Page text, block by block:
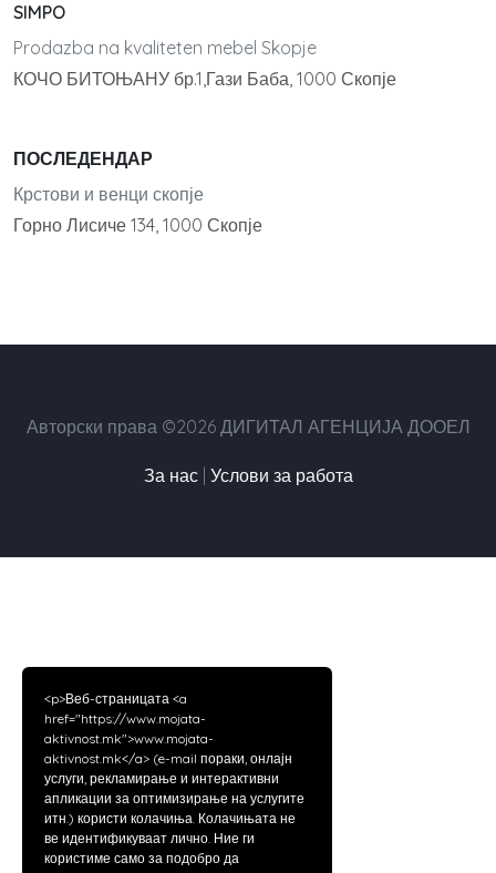
SIMPO
Prodazba na kvaliteten mebel Skopje
КОЧО БИТОЊАНУ бр.1,Гази Баба, 1000 Скопје
ПОСЛЕДЕНДАР
Крстови и венци скопје
Горно Лисиче 134, 1000 Скопје
Авторски права ©2026 ДИГИТАЛ АГЕНЦИЈА ДООЕЛ
За нас| Услови за работа
<p>Веб-страницата <a
href="https://www.mojata-
aktivnost.mk">www.mojata-
aktivnost.mk</a> (e-mail пораки, онлајн
услуги, рекламирање и интерактивни
апликации за оптимизирање на услугите
итн.) користи колачиња. Колачињата не
ве идентификуваат лично. Ние ги
користиме само за подобро да